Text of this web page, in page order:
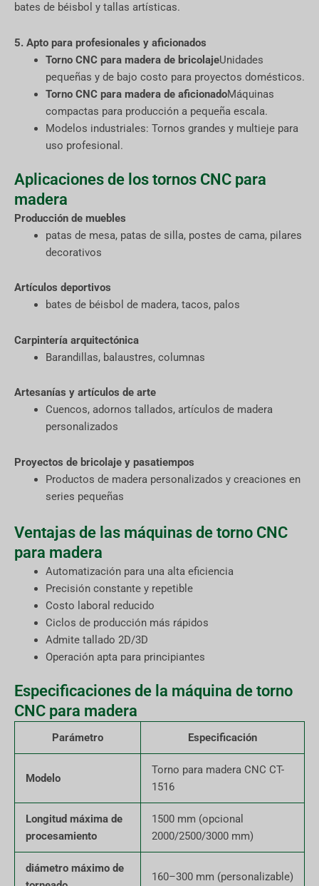
bates de béisbol y tallas artísticas.
5. Apto para profesionales y aficionados
Torno CNC para madera de bricolajeUnidades
pequeñas y de bajo costo para proyectos domésticos.
Torno CNC para madera de aficionadoMáquinas
compactas para producción a pequeña escala.
Modelos industriales: Tornos grandes y multieje para
uso profesional.
Aplicaciones de los tornos CNC para
madera
Producción de muebles
patas de mesa, patas de silla, postes de cama, pilares
decorativos
Artículos deportivos
bates de béisbol de madera, tacos, palos
Carpintería arquitectónica
Barandillas, balaustres, columnas
Artesanías y artículos de arte
Cuencos, adornos tallados, artículos de madera
personalizados
Proyectos de bricolaje y pasatiempos
Productos de madera personalizados y creaciones en
series pequeñas
Ventajas de las máquinas de torno CNC
para madera
Automatización para una alta eficiencia
Precisión constante y repetible
Costo laboral reducido
Ciclos de producción más rápidos
Admite tallado 2D/3D
Operación apta para principiantes
Especificaciones de la máquina de torno
CNC para madera
Parámetro Especificación
Modelo
Torno para madera CNC CT-
1516
Longitud máxima de
procesamiento
1500 mm (opcional
2000/2500/3000 mm)
diámetro máximo de
160–300 mm (personalizable)